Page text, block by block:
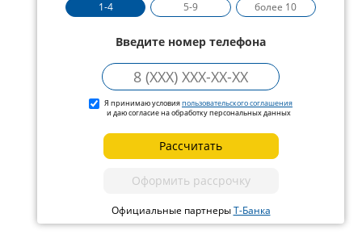
1-4 5-9 более 10
Введите номер телефона
Я принимаю условияпользовательского соглашения
и даю согласие на обработку персональных данных
Рассчитать
Оформить рассрочку
Официальные партнерыТ-Банка